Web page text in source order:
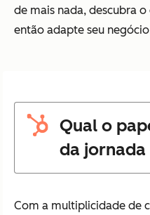
de mais nada, descubra
então adapte seu
Qual o
da jornada
Com a multiplicidade de